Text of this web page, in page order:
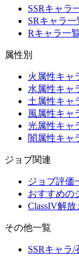
SSRキャラ
SRキャラ一
Rキャラ一
属性別
火属性キャ
水属性キャ
土属性キャ
風属性キャ
光属性キャ
闇属性キャ
ジョブ関連
ジョブ評価
おすすめの
ClassIV解
その他一覧
SSRキャラ